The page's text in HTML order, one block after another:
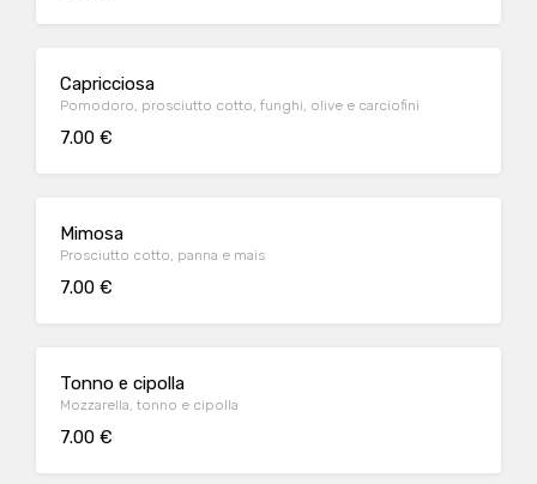
Capricciosa
Pomodoro, prosciutto cotto, funghi, olive e carciofini
7.00 €
Mimosa
Prosciutto cotto, panna e mais
7.00 €
Tonno e cipolla
Mozzarella, tonno e cipolla
7.00 €